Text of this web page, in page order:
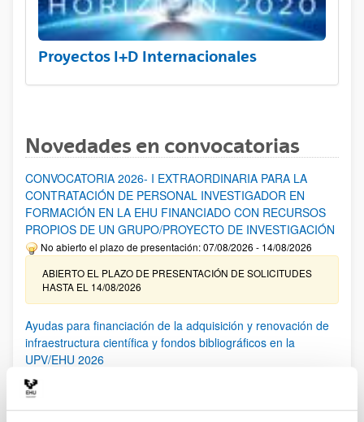
Proyectos I+D Internacionales
Novedades en convocatorias
CONVOCATORIA 2026- I EXTRAORDINARIA PARA LA
CONTRATACIÓN DE PERSONAL INVESTIGADOR EN
FORMACIÓN EN LA EHU FINANCIADO CON RECURSOS
PROPIOS DE UN GRUPO/PROYECTO DE INVESTIGACIÓN
No abierto el plazo de presentación: 07/08/2026 - 14/08/2026
ABIERTO EL PLAZO DE PRESENTACIÓN DE SOLICITUDES
HASTA EL 14/08/2026
Ayudas para financiación de la adquisición y renovación de
infraestructura científica y fondos bibliográficos en la
UPV/EHU 2026